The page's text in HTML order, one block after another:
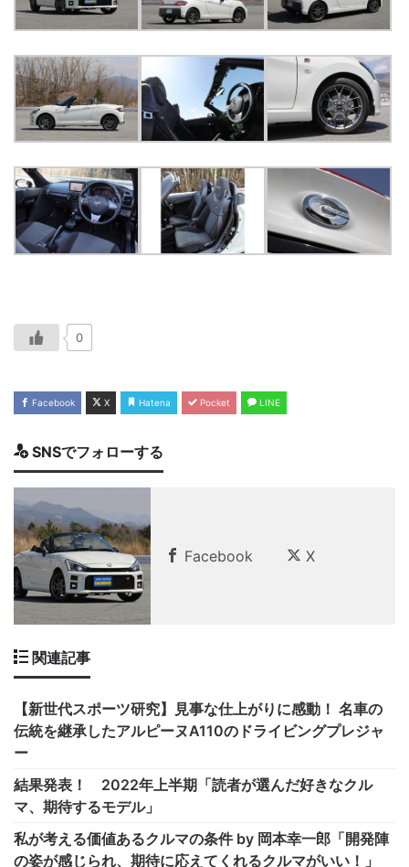
0
Facebook X Hatena Pocket LINE
SNSでフォローする
Facebook X
関連記事
【新世代スポーツ研究】見事な仕上がりに感動！ 名車の
伝統を継承したアルピーヌA110のドライビングプレジャ
ー
結果発表！ 2022年上半期「読者が選んだ好きなクル
マ、期待するモデル」
私が考える価値あるクルマの条件 by 岡本幸一郎「開発陣
の姿が感じられ、期待に応えてくれるクルマがいい！」